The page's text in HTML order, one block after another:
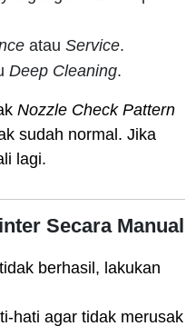
atau Service.
Deep Cleaning.
Nozzle Check Pattern
sudah normal. Jika
lagi.
Secara Manual
berhasil, lakukan
hati agar tidak merusak